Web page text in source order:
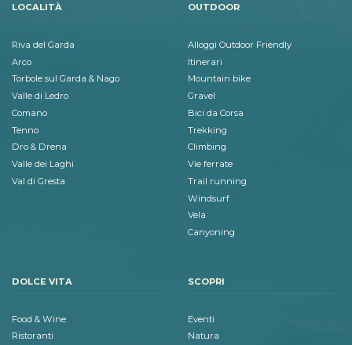
LOCALITÀ
Riva del Garda
Arco
Torbole sul Garda & Nago
Valle di Ledro
Comano
Tenno
Dro & Drena
Valle dei Laghi
Val di Gresta
OUTDOOR
Alloggi Outdoor Friendly
Itinerari
Mountain bike
Gravel
Bici da Corsa
Trekking
Climbing
Vie ferrate
Trail running
Windsurf
Vela
Canyoning
DOLCE VITA
Food & Wine
Ristoranti
SCOPRI
Eventi
Natura